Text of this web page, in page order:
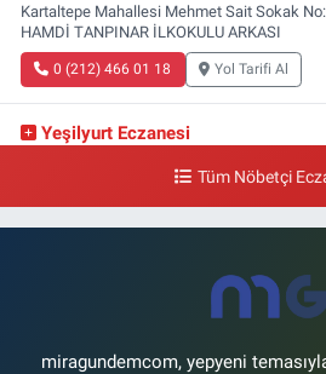
Kartaltepe Mahallesi Mehmet Sait Sokak
HAMDİ TANPINAR İLKOKULU ARKASI
0 (212) 466 01 18 Yol Tarifi Al
Yeşilyurt Eczanesi
Şenlikköy Mahallesi Eski Halkalı Caddesi 33
0 (212) 574 24 20
Tüm Nöbetçi
miragundemcom, yepyeni